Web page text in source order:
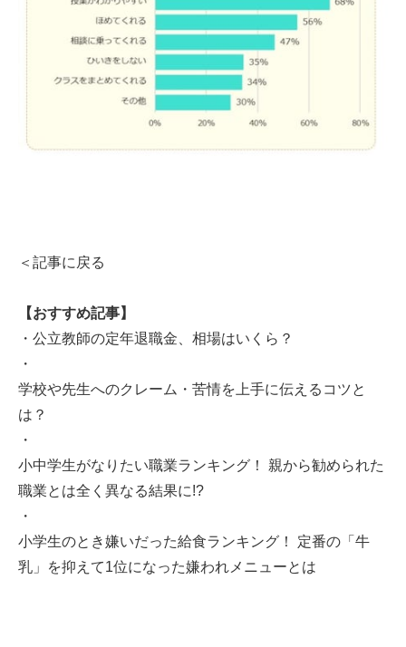
＜記事に戻る
【おすすめ記事】
・ 公立教師の定年退職金、相場はいくら？
・
学校や先生へのクレーム・苦情を上手に伝えるコツと
は？
・
小中学生がなりたい職業ランキング！ 親から勧められた
職業とは全く異なる結果に!?
・
小学生のとき嫌いだった給食ランキング！ 定番の「牛
乳」を抑えて1位になった嫌われメニューとは